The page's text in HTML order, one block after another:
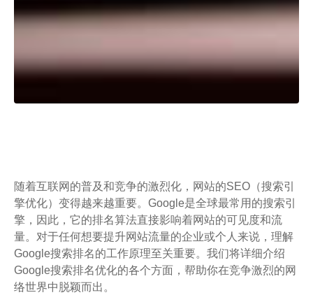
随着互联网的普及和竞争的激烈化，网站的SEO（搜索引
擎优化）变得越来越重要。Google是全球最常用的搜索引
擎，因此，它的排名算法直接影响着网站的可见度和流
量。对于任何想要提升网站流量的企业或个人来说，理解
Google搜索排名的工作原理至关重要。我们将详细介绍
Google搜索排名优化的各个方面，帮助你在竞争激烈的网
络世界中脱颖而出。